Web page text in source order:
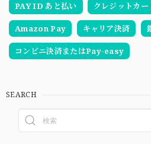
PAY ID あと払い
クレジットカー
Amazon Pay キャリア決済
コンビニ決済またはPay-easy
SEARCH